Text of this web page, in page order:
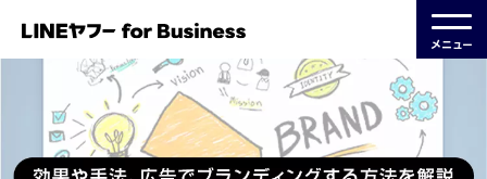
メニュー